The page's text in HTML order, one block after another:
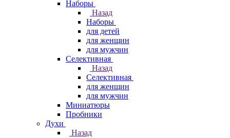
Наборы
Назад
Наборы
для детей
для женщин
для мужчин
Селективная
Назад
Селективная
для женщин
для мужчин
Миниатюры
Пробники
Духи
Назад